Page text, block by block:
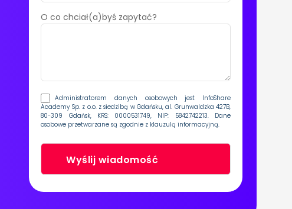
O co chciał(a)byś zapytać?
Administratorem danych osobowych jest InfoShare
Academy Sp. z o.o. z siedzibą w Gdańsku, al. Grunwaldzka 427B,
80-309 Gdańsk, KRS: 0000531749, NIP: 5842742213. Dane
osobowe przetwarzane są zgodnie z klauzulą informacyjną.